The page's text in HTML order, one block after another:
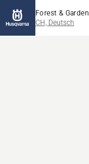
Forest & Garden
CH, Deutsch